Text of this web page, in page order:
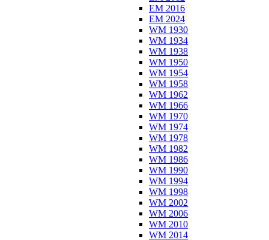
EM 2016
EM 2024
WM 1930
WM 1934
WM 1938
WM 1950
WM 1954
WM 1958
WM 1962
WM 1966
WM 1970
WM 1974
WM 1978
WM 1982
WM 1986
WM 1990
WM 1994
WM 1998
WM 2002
WM 2006
WM 2010
WM 2014